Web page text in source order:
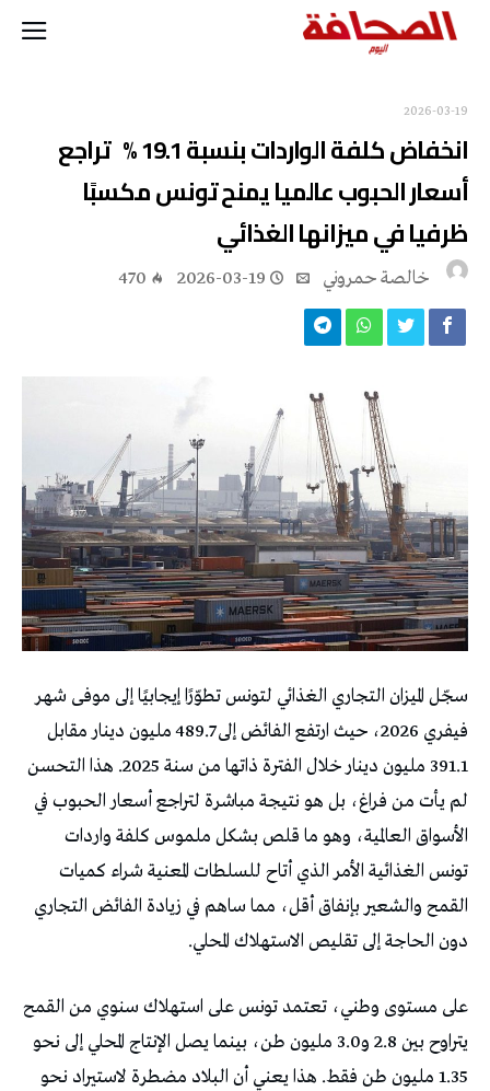
2026-03-19
انخفاض كلفة الواردات بنسبة 19.1 % تراجع
أسعار الحبوب عالميا يمنح تونس مكسبًا
ظرفيا في ميزانها الغذائي
خالصة حمروني 2026-03-19
470
سجّل الميزان التجاري الغذائي لتونس تطوّرًا إيجابيًا إلى موفى شهر
فيفري 2026، حيث ارتفع الفائض إلى 489.7 مليون دينار مقابل
391.1 مليون دينار خلال الفترة ذاتها من سنة 2025. هذا التحسن
لم يأت من فراغ، بل هو نتيجة مباشرة لتراجع أسعار الحبوب في
الأسواق العالمية، وهو ما قلص بشكل ملموس كلفة واردات
تونس الغذائية الأمر الذي أتاح للسلطات المعنية شراء كميات
القمح والشعير بإنفاق أقل، مما ساهم في زيادة الفائض التجاري
دون الحاجة إلى تقليص الاستهلاك المحلي.
على مستوى وطني، تعتمد تونس على استهلاك سنوي من القمح
يتراوح بين 2.8 و3.0 مليون طن، بينما يصل الإنتاج المحلي إلى نحو
1.35 مليون طن فقط. هذا يعني أن البلاد مضطرة لاستيراد نحو